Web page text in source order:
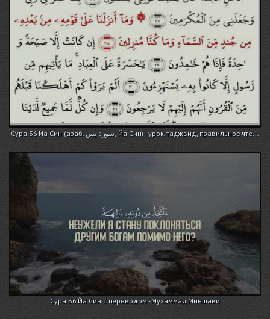
Сура 36 Йа Син (араб. سورة يس, Йа Син) - урок, таджвид, правильное чте...
Сура 36 Йа Син с переводом - Мухаммад Миншави